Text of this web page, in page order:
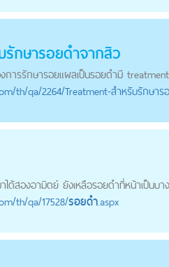
รักษารอยดำจากสิว
การรักษารอยแผลเป็นรอยดำมี
/th/qa/2264/Treatment-สำหรับรักษาร
ด้สองอามิตย์ ยังเหลือรอยดำที่หน้าเป็นบา
/th/qa/17528/รอยดำ.aspx